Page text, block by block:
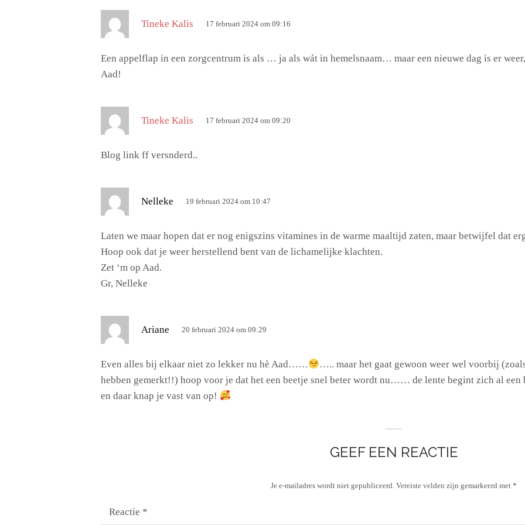
Tineke Kalis
r
17 februari 2024 om 09:16
Een appelflap in een zorgcentrum is als … ja als wát in hemelsnaam… maar een nieuwe dag is er
Aad!
Tineke Kalis
r
17 februari 2024 om 09:20
Blog link ff versnderd..
Nelleke
r
e
19 februari 2024 om 10:47
Laten we maar hopen dat er nog enigszins vitamines in de warme maaltijd zaten, maar betwijfel dat
Hoop ook dat je weer herstellend bent van de lichamelijke klachten.
Zet ‘m op Aad.
Gr, Nelleke
Ariane
r
e
e
20 februari 2024 om 09:29
Even alles bij elkaar niet zo lekker nu hè Aad……
….. maar het gaat gewoon weer wel voorbij
hebben gemerkt!!) hoop voor je dat het een beetje snel beter wordt nu…… de lente begint zich al een
en daar knap je vast van op!
GEEF EEN REACTIE
Je e-mailadres wordt niet gepubliceerd. Vereiste velden zijn gemarkeerd met *
Reactie *